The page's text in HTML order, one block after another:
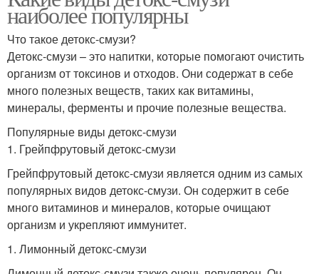
наиболее популярны
Что такое детокс-смузи?
Детокс-смузи – это напитки, которые помогают очистить
организм от токсинов и отходов. Они содержат в себе
много полезных веществ, таких как витамины,
минералы, ферменты и прочие полезные вещества.
Популярные виды детокс-смузи
1. Грейпфрутовый детокс-смузи
Грейпфрутовый детокс-смузи является одним из самых
популярных видов детокс-смузи. Он содержит в себе
много витаминов и минералов, которые очищают
организм и укрепляют иммунитет.
1. Лимонный детокс-смузи